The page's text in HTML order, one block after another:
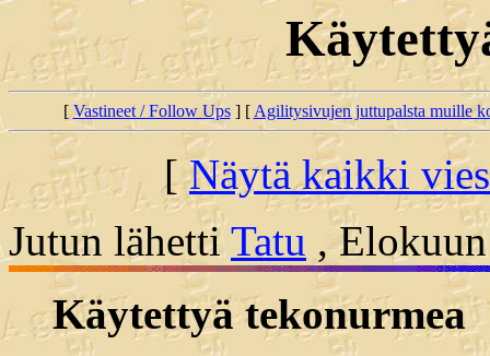
[Vastineet / Follow Ups] [Agilitysivujen juttupalsta muille
[Näytä kaikki
Jutun lähettiTatu ,
Käytettyä tekonurmea